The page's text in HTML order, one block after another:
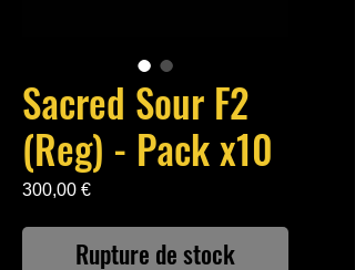
Sacred Sour F2
(Reg) - Pack x10
300,00 €Prix
Rupture de stock